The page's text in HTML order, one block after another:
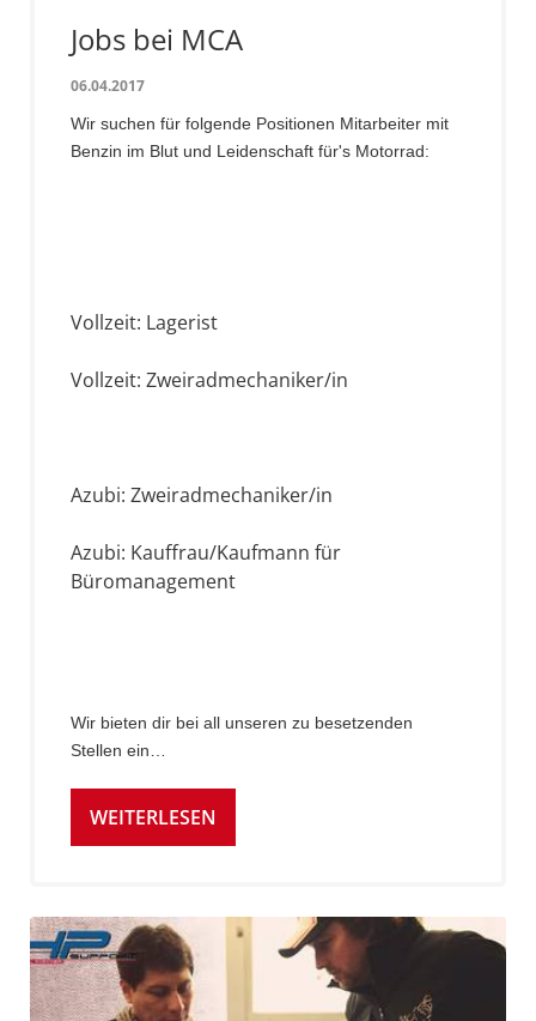
Jobs bei MCA
06.04.2017
Wir suchen für folgende Positionen Mitarbeiter mit
Benzin im Blut und Leidenschaft für's Motorrad:
Vollzeit: Lagerist
Vollzeit: Zweiradmechaniker/in
Azubi: Zweiradmechaniker/in
Azubi: Kauffrau/Kaufmann für
Büromanagement
Wir bieten dir bei all unseren zu besetzenden
Stellen ein…
WEITERLESEN